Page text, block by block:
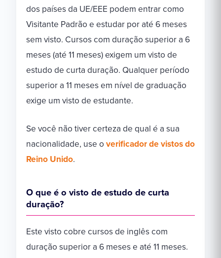
dos países da UE/EEE podem entrar como
Visitante Padrão e estudar por até 6 meses
sem visto. Cursos com duração superior a 6
meses (até 11 meses) exigem um visto de
estudo de curta duração. Qualquer período
superior a 11 meses em nível de graduação
exige um visto de estudante.
Se você não tiver certeza de qual é a sua
nacionalidade, use o verificador de vistos do
Reino Unido.
O que é o visto de estudo de curta
duração?
Este visto cobre cursos de inglês com
duração superior a 6 meses e até 11 meses.